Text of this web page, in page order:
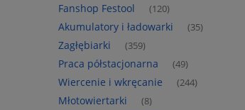
Fanshop Festool (120)
Akumulatory i ładowarki (35)
Zagłębiarki (359)
Praca półstacjonarna (49)
Wiercenie i wkręcanie (244)
Młotowiertarki (8)